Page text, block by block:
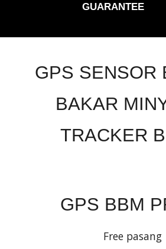
GUARANTEE
GPS SENSOR
BAKAR
TRACKER
GPS BBM
Free pasang